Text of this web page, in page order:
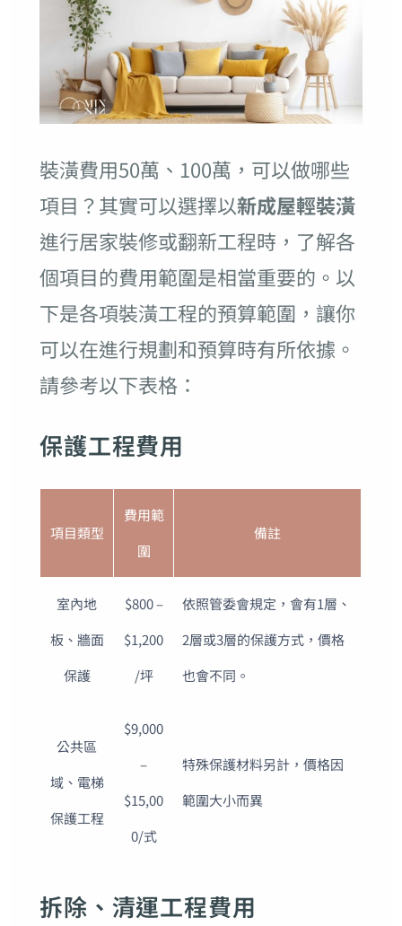
裝潢費用50萬、100萬，可以做哪些
項目？其實可以選擇以新成屋輕裝潢
進行居家裝修或翻新工程時，了解各
個項目的費用範圍是相當重要的。以
下是各項裝潢工程的預算範圍，讓你
可以在進行規劃和預算時有所依據。
請參考以下表格：
保護工程費用
項目類型
費用範
圍
備註
室內地
板、牆面
保護
$800 –
$1,200
/坪
依照管委會規定，會有1層、
2層或3層的保護方式，價格
也會不同。
公共區
域、電梯
保護工程
$9,000
–
$15,00
0/式
特殊保護材料另計，價格因
範圍大小而異
拆除、清運工程費用